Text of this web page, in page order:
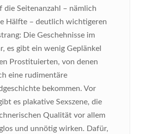
die Seitenanzahl – nämlich
Hälfte – deutlich wichtigeren
Die Geschehnisse im
es gibt ein wenig Geplänkel
Prostituierten, von denen
eine rudimentäre
bekommen. Vor
es plakative Sexszene, die
Qualität vor allem
und unnötig wirken. Dafür,